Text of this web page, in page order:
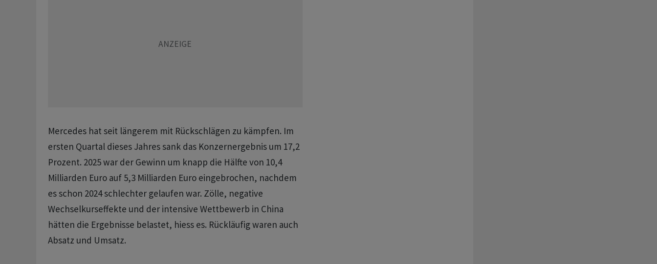
Mercedes hat seit längerem mit Rückschlägen zu kämpfen. Im
ersten Quartal dieses Jahres sank das Konzernergebnis um 17,2
Prozent. 2025 war der Gewinn um knapp die Hälfte von 10,4
Milliarden Euro auf 5,3 Milliarden Euro eingebrochen, nachdem
es schon 2024 schlechter gelaufen war. Zölle, negative
Wechselkurseffekte und der intensive Wettbewerb in China
hätten die Ergebnisse belastet, hiess es. Rückläufig waren auch
Absatz und Umsatz.